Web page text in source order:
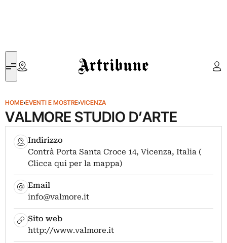
Artribune
HOME›EVENTI E MOSTRE›VICENZA
VALMORE STUDIO D’ARTE
Indirizzo
Contrà Porta Santa Croce 14, Vicenza, Italia (
Clicca qui per la mappa)
Email
info@valmore.it
Sito web
http://www.valmore.it